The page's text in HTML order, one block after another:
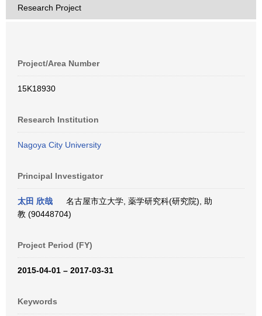
Research Project
Project/Area Number
15K18930
Research Institution
Nagoya City University
Principal Investigator
太田 欣哉
名古屋市立大学, 薬学研究科(研究院), 助
教 (90448704)
Project Period (FY)
2015-04-01 – 2017-03-31
Keywords